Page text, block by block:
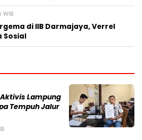
WIB
di IIB Darmajaya, Verrel
Sosial
Lampung
Tempuh Jalur